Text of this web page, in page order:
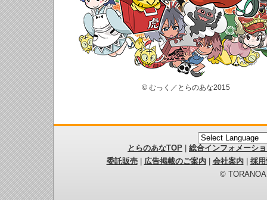
© むっく／とらのあな2015
とらのあなTOP
総合インフォメーシ
委託販売| 広告掲載のご案内| 会社案内| 採
©